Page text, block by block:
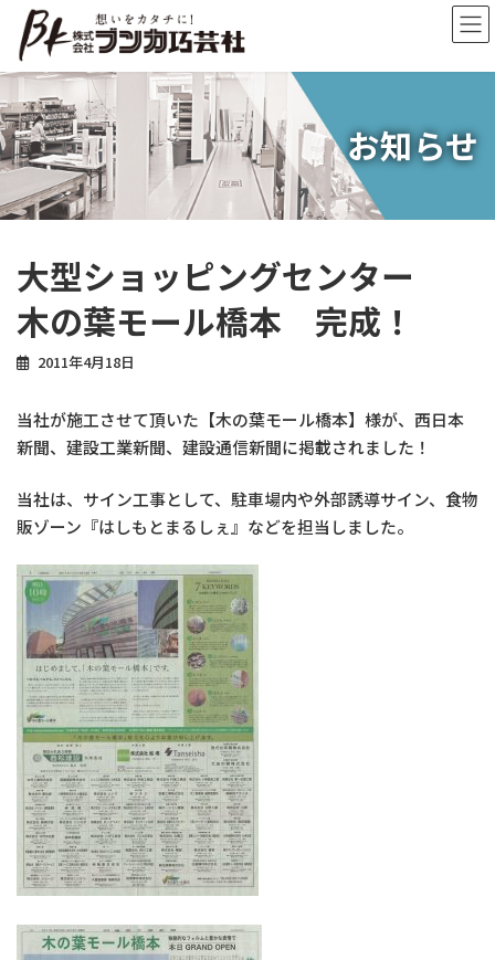
ン
ツ
へ
ス
キ
ッ
プ
ー
シ
ョ
ン
に
移
動
お知らせ
大型ショッピングセンター
木の葉モール橋本 完成！
2011年4月18日
当社が施工させて頂いた【木の葉モール橋本】様が、西日本
新聞、建設工業新聞、建設通信新聞に掲載されました！
当社は、サイン工事として、駐車場内や外部誘導サイン、食物
販ゾーン『はしもとまるしぇ』などを担当しました。